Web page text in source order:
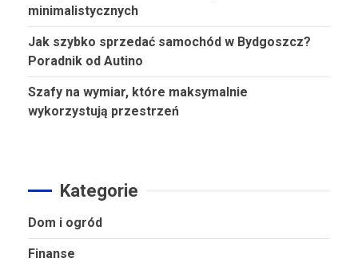
minimalistycznych
Jak szybko sprzedać samochód w Bydgoszcz?
Poradnik od Autino
Szafy na wymiar, które maksymalnie
wykorzystują przestrzeń
Kategorie
Dom i ogród
Finanse